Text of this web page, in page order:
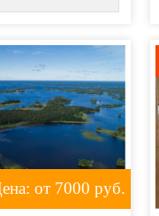
от 7000 руб.